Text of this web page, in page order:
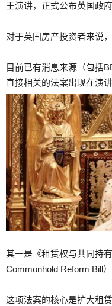
王演讲，正式公布英国政
对于英国房产投资者来说
目前已有消息来源（包括
直接相关的法案出现在演讲
其一是《租赁权与共同持
Commonhold Reform Bill）
这项法案的核心是扩大租